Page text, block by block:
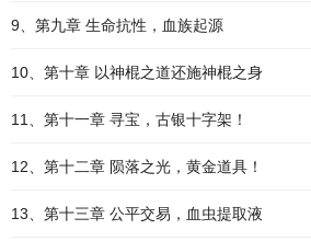
9、第九章 生命抗性，血族起源
10、第十章 以神棍之道还施神棍之身
11、第十一章 寻宝，古银十字架！
12、第十二章 陨落之光，黄金道具！
13、第十三章 公平交易，血虫提取液